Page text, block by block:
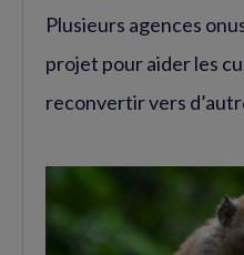
Plusieurs agences
projet pour aider les
reconvertir vers